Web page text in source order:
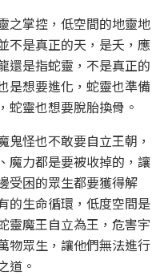
之掌控，低空間的地靈地
不是真正的天，是夭，應
還是指蛇靈，不是真正的
是想要進化，蛇靈也準備
蛇靈也想要脫胎換骨。
怪也不敢要自立王朝，
魔力都是要被收掉的，讓
受困的眾生都要獲得解
的生命循環，低度空間是
靈魔王自立為王，危害宇
物眾生，讓他們無法進行
道。